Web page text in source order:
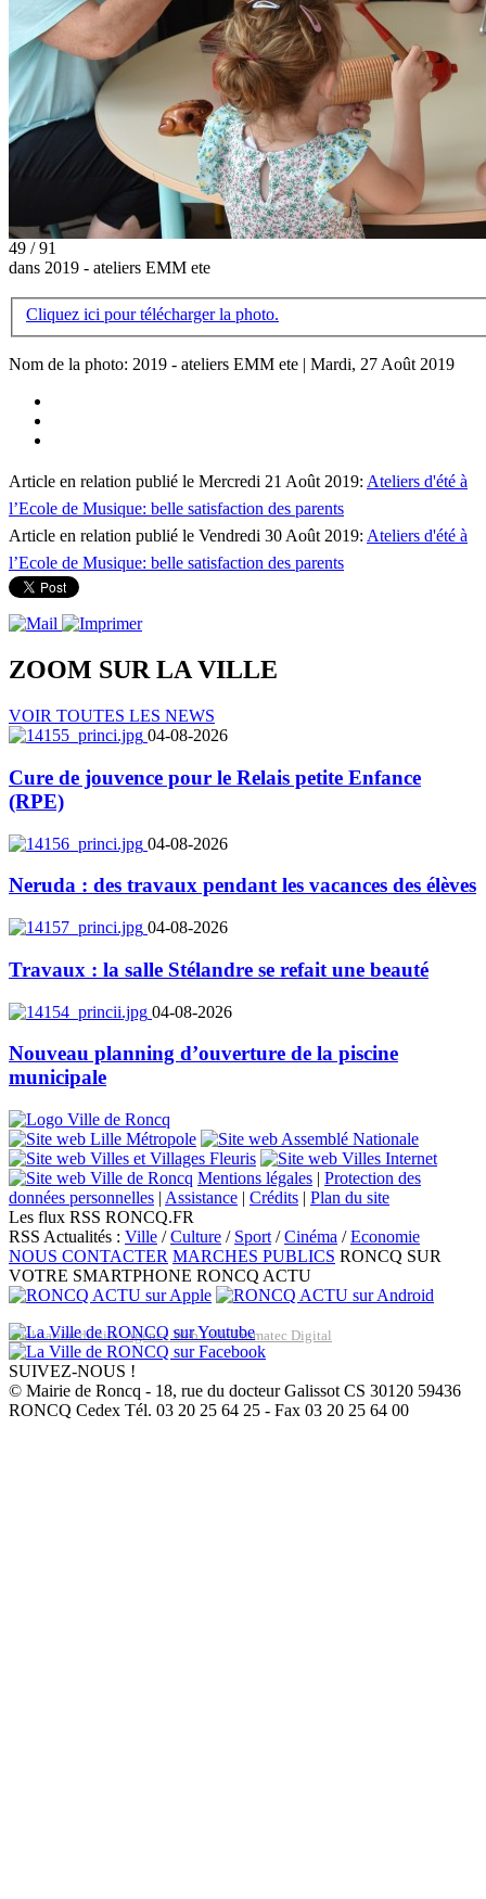
49 / 91
dans 2019 - ateliers EMM ete
Cliquez ici pour télécharger la photo.
Nom de la photo: 2019 - ateliers EMM ete | Mardi, 27 Août 2019
Article en relation publié le Mercredi 21 Août 2019: Ateliers d'été à
l’Ecole de Musique: belle satisfaction des parents
Article en relation publié le Vendredi 30 Août 2019: Ateliers d'été à
l’Ecole de Musique: belle satisfaction des parents
ZOOM SUR LAVILLE
VOIR TOUTES LES NEWS
04-08-2026
Cure de jouvence pour le Relais petite Enfance
(RPE)
04-08-2026
Neruda : des travaux pendant les vacances des élèves
04-08-2026
Travaux : la salle Stélandre se refait une beauté
04-08-2026
Nouveau planning d’ouverture de la piscine
municipale
Mentions légales | Protection des
données personnelles | Assistance | Crédits | Plan du site
Les flux RSS RONCQ.FR
RSS Actualités : Ville /Culture / Sport /Cinéma /Economie
NOUS CONTACTER MARCHES PUBLICS RONCQ SUR
VOTRE SMARTPHONE RONCQ ACTU
Réalisation du site: Agence Web Lille Promatec Digital
SUIVEZ-NOUS !
© Mairie de Roncq - 18, rue du docteur Galissot CS 30120 59436
RONCQ Cedex Tél. 03 20 25 64 25 - Fax 03 20 25 64 00